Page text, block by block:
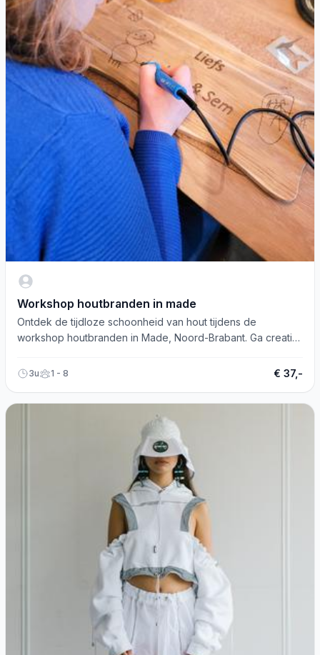
Workshop houtbranden in made
Ontdek de tijdloze schoonheid van hout tijdens de
workshop houtbranden in Made, Noord-Brabant. Ga creatief
3u 1 - 8 € 37,-